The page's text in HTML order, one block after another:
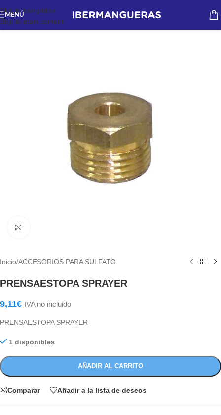
Skip to navigation
Skip to main content
MENÚ
Inicio/ACCESORIOS PARA SULFATO
PRENSAESTOPA SPRAYER
9,11€ IVA no incluido
PRENSAESTOPA SPRAYER
1 disponibles
AÑADIR AL CARRITO
Comparar Añadir a la lista de deseos